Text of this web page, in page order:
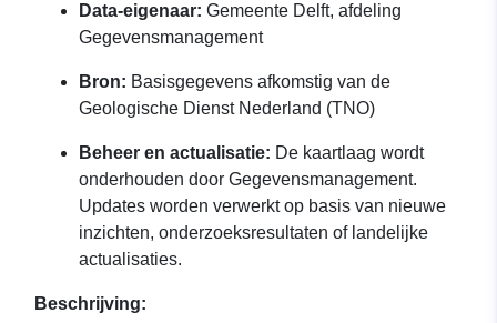
Data-eigenaar: Gemeente Delft, afdeling
Gegevensmanagement
Bron: Basisgegevens afkomstig van de
Geologische Dienst Nederland (TNO)
Beheer en actualisatie: De kaartlaag wordt
onderhouden door Gegevensmanagement.
Updates worden verwerkt op basis van nieuwe
inzichten, onderzoeksresultaten of landelijke
actualisaties.
Beschrijving: